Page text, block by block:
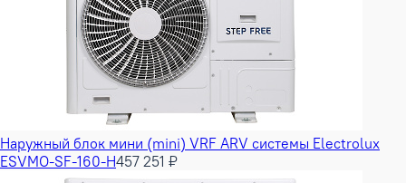
Наружный блок мини (mini) VRF ARV системы Electrolux
ESVMO-SF-160-H457 251 ₽